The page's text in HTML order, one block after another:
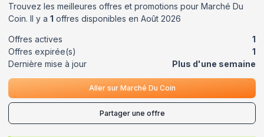
Trouvez les meilleures offres et promotions pour Marché Du
Coin. Il y a 1 offres disponibles en Août 2026
Offres actives
1
Offres expirée(s)
1
Dernière mise à jour
Plus d'une semaine
Aller sur Marché Du Coin
Partager une offre